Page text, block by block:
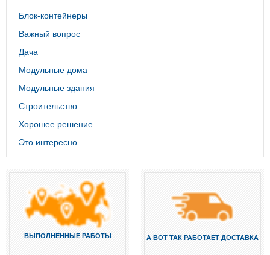
Блок-контейнеры
Важный вопрос
Дача
Модульные дома
Модульные здания
Строительство
Хорошее решение
Это интересно
ВЫПОЛНЕННЫЕ РАБОТЫ А ВОТ ТАК РАБОТАЕТ ДОСТАВКА